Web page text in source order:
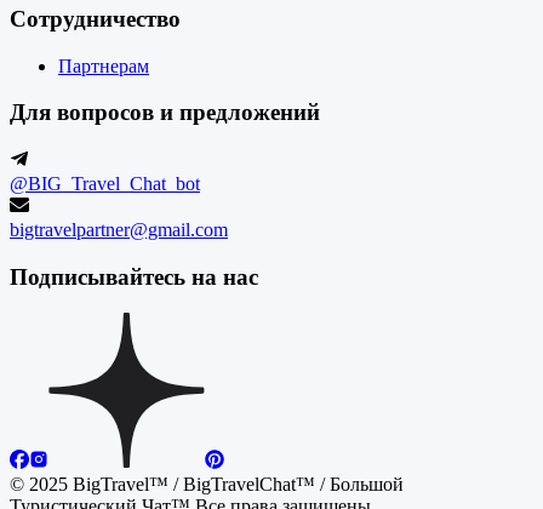
Сотрудничество
Партнерам
Для вопросов и предложений
@BIG_Travel_Chat_bot
bigtravelpartner@gmail.com
Подписывайтесь на нас
© 2025 BigTravel™ / BigTravelChat™ / Большой